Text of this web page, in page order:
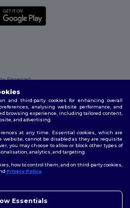
Reserved
Policy
and third-party cookies for enhancing overall
analysing website performance, and
browsing experience, including tailored content,
and advertising.
at any time. Essential cookies, which are
website, cannot be disabled as they are requisite
you may choose to allow or block other types of
analytics, and targeting.
how to control them, and on third-party cookies,
Privacy Policy.
Essentials
nebo obavy, můžete nás